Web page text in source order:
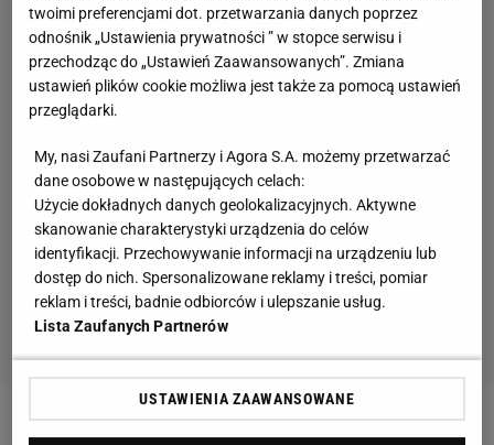
Zobacz wideoBorek: Lewandowski chyba dojrzał do
twoimi preferencjami dot. przetwarzania danych poprzez
odnośnik „Ustawienia prywatności ” w stopce serwisu i
przechodząc do „Ustawień Zaawansowanych”. Zmiana
ustawień plików cookie możliwa jest także za pomocą ustawień
przeglądarki.
My, nasi Zaufani Partnerzy i Agora S.A. możemy przetwarzać
dane osobowe w następujących celach:
Użycie dokładnych danych geolokalizacyjnych. Aktywne
skanowanie charakterystyki urządzenia do celów
identyfikacji. Przechowywanie informacji na urządzeniu lub
dostęp do nich. Spersonalizowane reklamy i treści, pomiar
reklam i treści, badnie odbiorców i ulepszanie usług.
Lista Zaufanych Partnerów
USTAWIENIA ZAAWANSOWANE